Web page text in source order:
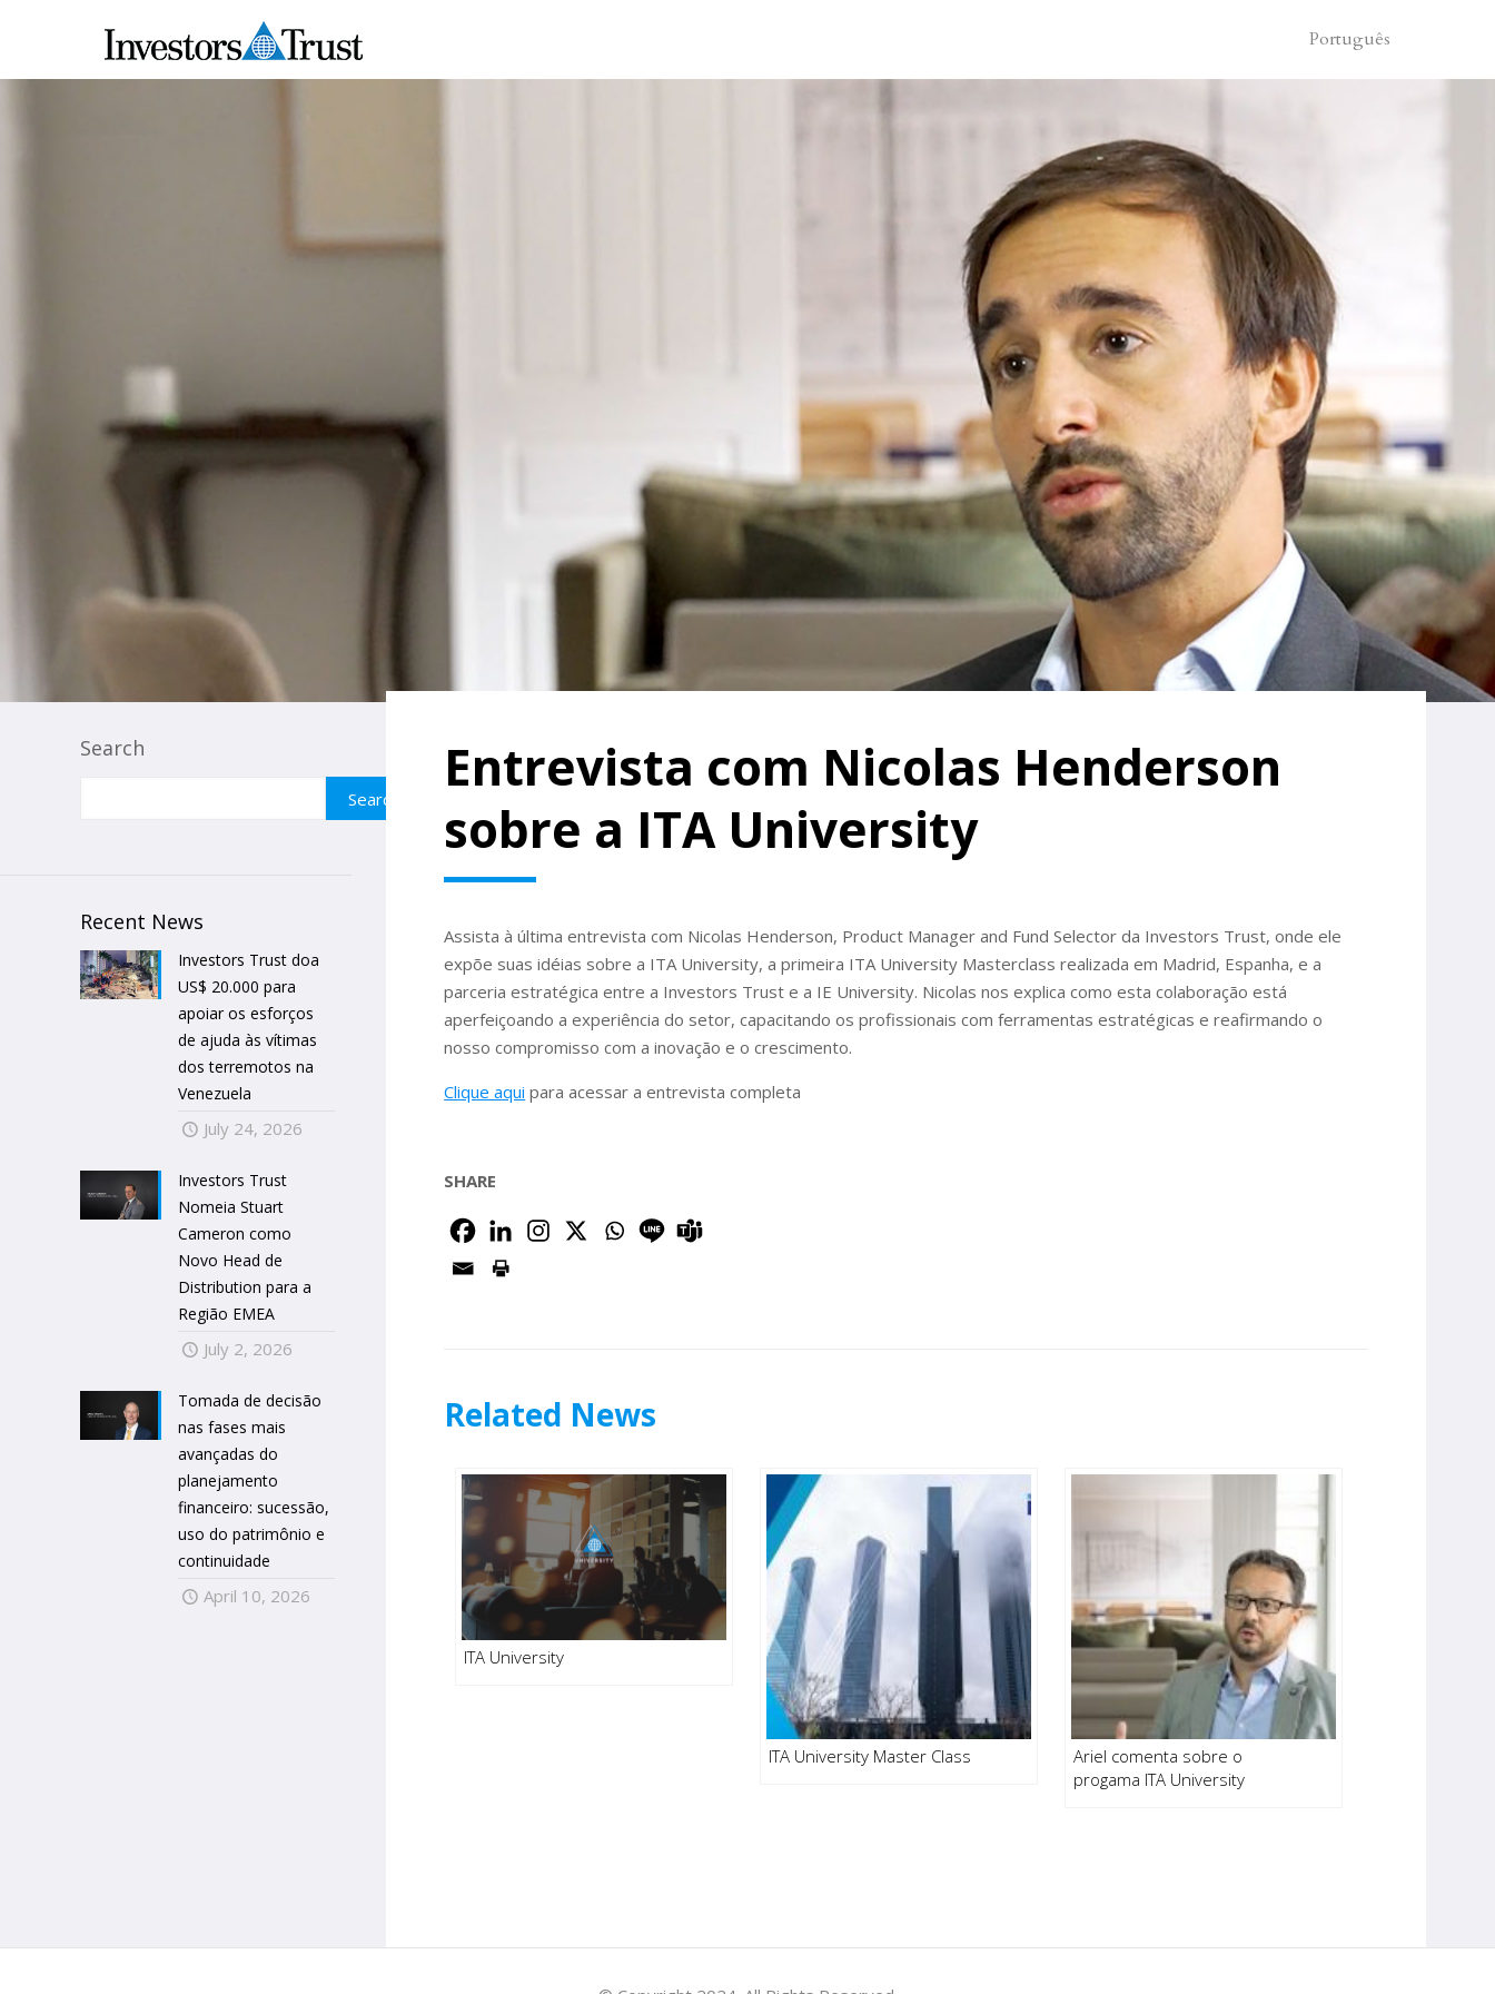
Português
Entrevista com Nicolas Henderson
sobre a ITA University
Assista à última entrevista com Nicolas Henderson, Product Manager and Fund Selector da Investors Trust, onde ele
expõe suas idéias sobre a ITA University, a primeira ITA University Masterclass realizada em Madrid, Espanha, e a
parceria estratégica entre a Investors Trust e a IE University. Nicolas nos explica como esta colaboração está
aperfeiçoando a experiência do setor, capacitando os profissionais com ferramentas estratégicas e reafirmando o
nosso compromisso com a inovação e o crescimento.
Clique aqui para acessar a entrevista completa
SHARE
Related News
ITA University
ITA University Master Class
Ariel comenta sobre o
progama ITA University
Search
Search
Recent News
Investors Trust doa
US$ 20.000 para
apoiar os esforços
de ajuda às vítimas
dos terremotos na
Venezuela
July 24, 2026
Investors Trust
Nomeia Stuart
Cameron como
Novo Head de
Distribution para a
Região EMEA
July 2, 2026
Tomada de decisão
nas fases mais
avançadas do
planejamento
financeiro: sucessão,
uso do patrimônio e
continuidade
April 10, 2026